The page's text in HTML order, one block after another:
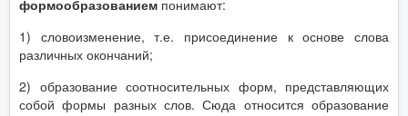
формообразованием понимают:
1)​ словоизменение, т.е. присоединение к основе слова
различных окончаний;
2)​ образование соотносительных форм, представляющих
собой формы разных слов. Сюда относится образование